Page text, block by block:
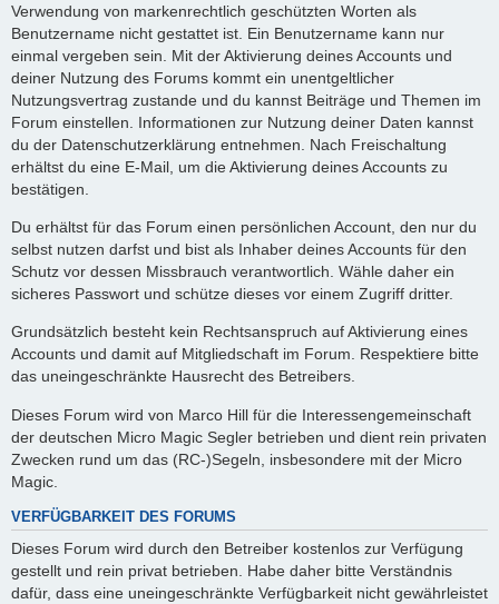
Verwendung von markenrechtlich geschützten Worten als
Benutzername nicht gestattet ist. Ein Benutzername kann nur
einmal vergeben sein. Mit der Aktivierung deines Accounts und
deiner Nutzung des Forums kommt ein unentgeltlicher
Nutzungsvertrag zustande und du kannst Beiträge und Themen im
Forum einstellen. Informationen zur Nutzung deiner Daten kannst
du der Datenschutzerklärung entnehmen. Nach Freischaltung
erhältst du eine E-Mail, um die Aktivierung deines Accounts zu
bestätigen.
Du erhältst für das Forum einen persönlichen Account, den nur du
selbst nutzen darfst und bist als Inhaber deines Accounts für den
Schutz vor dessen Missbrauch verantwortlich. Wähle daher ein
sicheres Passwort und schütze dieses vor einem Zugriff dritter.
Grundsätzlich besteht kein Rechtsanspruch auf Aktivierung eines
Accounts und damit auf Mitgliedschaft im Forum. Respektiere bitte
das uneingeschränkte Hausrecht des Betreibers.
Dieses Forum wird von Marco Hill für die Interessengemeinschaft
der deutschen Micro Magic Segler betrieben und dient rein privaten
Zwecken rund um das (RC-)Segeln, insbesondere mit der Micro
Magic.
VERFÜGBARKEIT DES FORUMS
Dieses Forum wird durch den Betreiber kostenlos zur Verfügung
gestellt und rein privat betrieben. Habe daher bitte Verständnis
dafür, dass eine uneingeschränkte Verfügbarkeit nicht gewährleistet